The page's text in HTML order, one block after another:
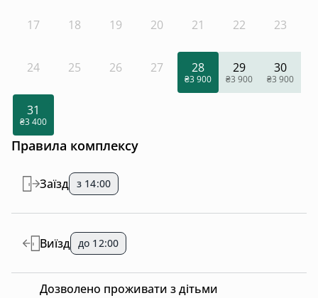
17 18 19 20 21 22 23
24 25 26 27 28
₴3 900
29
₴3 900
30
₴3 900
31
₴3 400
Правила комплексу
Заїзд з 14:00
Виїзд до 12:00
Дозволено проживати з дітьми